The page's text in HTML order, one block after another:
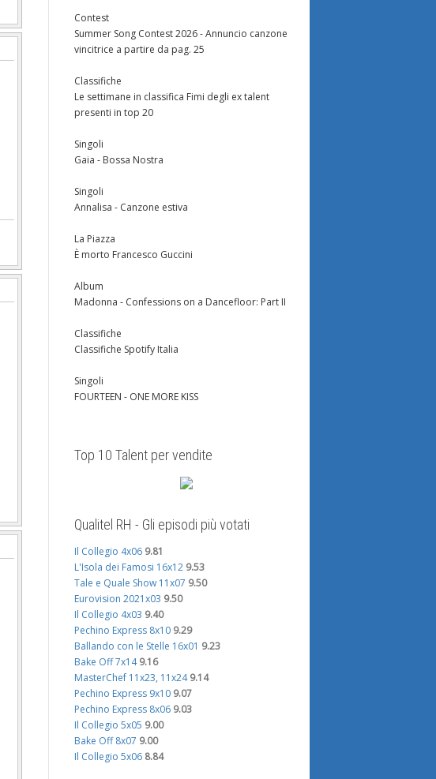
Contest
Summer Song Contest 2026 - Annuncio canzone
vincitrice a partire da pag. 25
Classifiche
Le settimane in classifica Fimi degli ex talent
presenti in top 20
Singoli
Gaia - Bossa Nostra
Singoli
Annalisa - Canzone estiva
La Piazza
È morto Francesco Guccini
Album
Madonna - Confessions on a Dancefloor: Part II
Classifiche
Classifiche Spotify Italia
Singoli
FOURTEEN - ONE MORE KISS
Top 10 Talent per vendite
Qualitel RH - Gli episodi più votati
Il Collegio 4x06 9.81
L'Isola dei Famosi 16x12 9.53
Tale e Quale Show 11x07 9.50
Eurovision 2021x03 9.50
Il Collegio 4x03 9.40
Pechino Express 8x10 9.29
Ballando con le Stelle 16x01 9.23
Bake Off 7x14 9.16
MasterChef 11x23, 11x24 9.14
Pechino Express 9x10 9.07
Pechino Express 8x06 9.03
Il Collegio 5x05 9.00
Bake Off 8x07 9.00
Il Collegio 5x06 8.84